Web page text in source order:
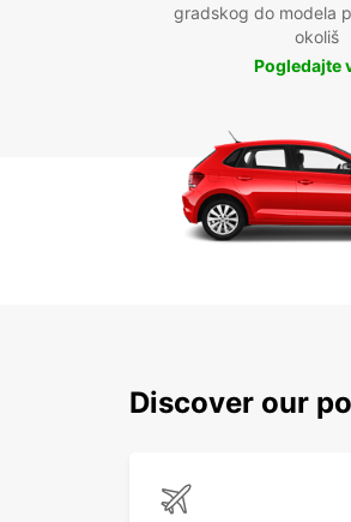
gradskog do modela
okoliš
Pogledajte
Discover our